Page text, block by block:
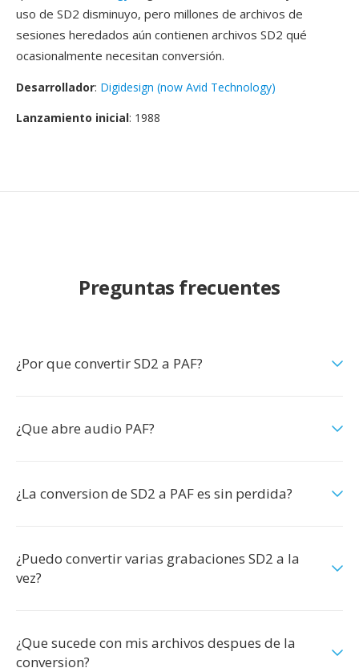
uso de SD2 disminuyo, pero millones de archivos de
sesiones heredados aún contienen archivos SD2 qué
ocasionalmente necesitan conversión.
Desarrollador: Digidesign (now Avid Technology)
Lanzamiento inicial: 1988
Preguntas frecuentes
¿Por que convertir SD2 a PAF?
¿Que abre audio PAF?
¿La conversion de SD2 a PAF es sin perdida?
¿Puedo convertir varias grabaciones SD2 a la
vez?
¿Que sucede con mis archivos despues de la
conversion?